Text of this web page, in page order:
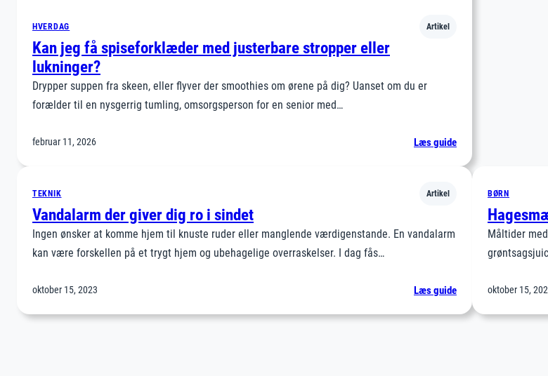
HVERDAG Artikel
Kan jeg få spiseforklæder med justerbare stropper eller
lukninger?
Drypper suppen fra skeen, eller flyver der smoothies om ørene på dig? Uanset om du er
forælder til en nysgerrig tumling, omsorgsperson for en senior med…
februar 11, 2026 Læs guide:
Kan
spiseforklæder
stropper
lukninger?
TEKNIK Artikel
Vandalarm der giver dig ro i sindet
Ingen ønsker at komme hjem til knuste ruder eller manglende værdigenstande. En vandalarm
kan være forskellen på et trygt hjem og ubehagelige overraskelser. I dag fås…
oktober 15, 2023 Læs guide:
Vandalarm
BØRN
Måltider
oktober 15,